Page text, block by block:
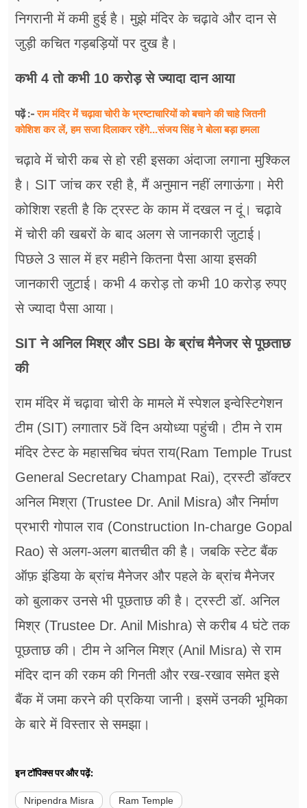
निगरानी में कमी हुई है। मुझे मंदिर के चढ़ावे और दान से
जुड़ी कचित गड़बड़ियों पर दुख है।
कभी 4 तो कभी 10 करोड़ से ज्यादा दान आया
पढ़ें :-राम मंदिर में चढ़ावा चोरी के भ्रष्टाचारियों को बचाने की चाहे जितनी
कोशिश कर लें, हम ​सजा दिलाकर रहेंगे...संजय सिंह ने बोला बड़ा हमला
चढ़ावे में चोरी कब से हो रही इसका अंदाजा लगाना मुश्किल
है। SIT जांच कर रही है, मैं अनुमान नहीं लगाऊंगा। मेरी
कोशिश रहती है कि ट्रस्ट के काम में दखल न दूं। चढ़ावे
में चोरी की खबरों के बाद अलग से जानकारी जुटाई।
पिछले 3 साल में हर महीने कितना पैसा आया इसकी
जानकारी जुटाई। कभी 4 करोड़ तो कभी 10 करोड़ रुपए
से ज्यादा पैसा आया।
SIT ने अनिल मिश्र और SBI के ब्रांच मैनेजर से पूछताछ
की
राम मंदिर में चढ़ावा चोरी के मामले में स्पेशल इन्वेस्टिगेशन
टीम (SIT) लगातार 5वें दिन अयोध्या पहुंची। टीम ने राम
मंदिर टेस्ट के महासचिव चंपत राय(Ram Temple Trust
General Secretary Champat Rai), ट्रस्टी डॉक्टर
अनिल मिश्रा (Trustee Dr. Anil Misra) और निर्माण
प्रभारी गोपाल राव (Construction In-charge Gopal
Rao) से अलग-अलग बातचीत की है। जबकि स्टेट बैंक
ऑफ़ इंडिया के ब्रांच मैनेजर और पहले के ब्रांच मैनेजर
को बुलाकर उनसे भी पूछताछ की है। ट्रस्टी डॉ. अनिल
मिश्र (Trustee Dr. Anil Mishra) से करीब 4 घंटे तक
पूछताछ की। टीम ने अनिल मिश्र (Anil Misra) से राम
मंदिर दान की रकम की गिनती और रख-रखाव समेत इसे
बैंक में जमा करने की प्रकिया जानी। इसमें उनकी भूमिका
के बारे में विस्तार से समझा।
इन टॉपिक्स पर और पढ़ें:
Nripendra Misra Ram Temple